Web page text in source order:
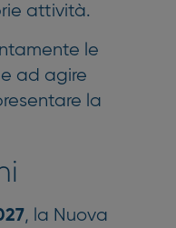
attività.
le
ad agire
la
, la Nuova